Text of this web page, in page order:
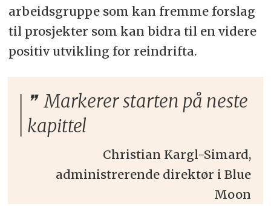
arbeidsgruppe som kan fremme forslag
til prosjekter som kan bidra til en videre
positiv utvikling for reindrifta.
Markerer starten på neste
kapittel
Christian Kargl-Simard,
administrerende direktør i Blue
Moon